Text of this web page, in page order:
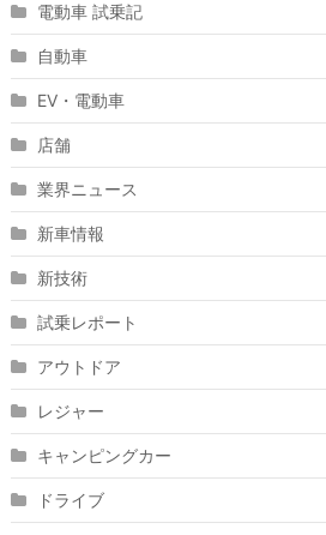
電動車 試乗記
自動車
EV・電動車
店舗
業界ニュース
新車情報
新技術
試乗レポート
アウトドア
レジャー
キャンピングカー
ドライブ